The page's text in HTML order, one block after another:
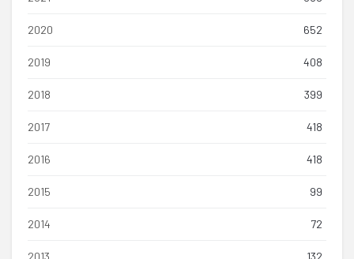
2020 652
2019 408
2018 399
2017 418
2016 418
2015 99
2014 72